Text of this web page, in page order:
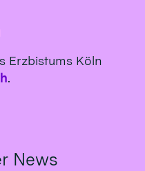
Erzbistums Köln
.
News